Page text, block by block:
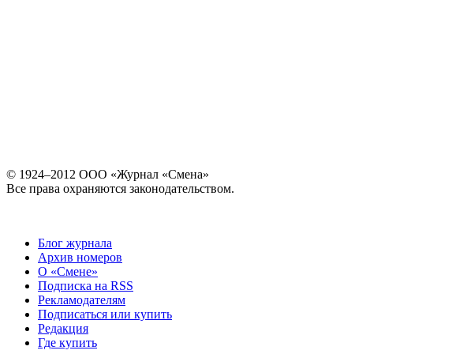
© 1924–2012 ООО «Журнал «Смена»
Все права охраняются законодательством.
Блог журнала
Архив номеров
О «Смене»
Подписка на RSS
Рекламодателям
Подписаться или купить
Редакция
Где купить